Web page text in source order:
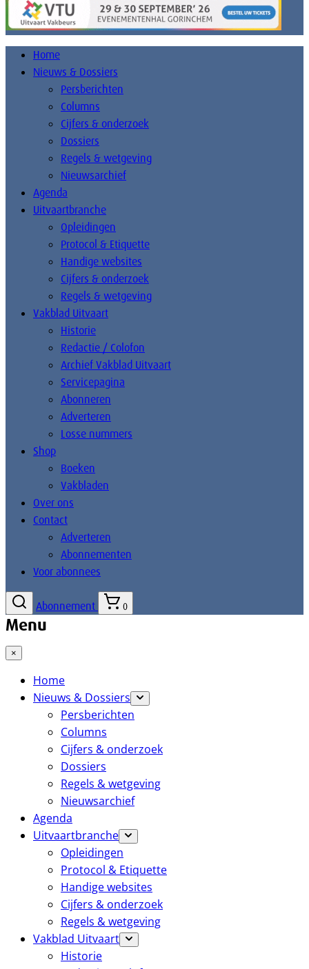
Home
Nieuws & Dossiers
Persberichten
Columns
Cijfers & onderzoek
Dossiers
Regels & wetgeving
Nieuwsarchief
Agenda
Uitvaartbranche
Opleidingen
Protocol & Etiquette
Handige websites
Cijfers & onderzoek
Regels & wetgeving
Vakblad Uitvaart
Historie
Redactie / Colofon
Archief Vakblad Uitvaart
Servicepagina
Abonneren
Adverteren
Losse nummers
Shop
Boeken
Vakbladen
Over ons
Contact
Adverteren
Abonnementen
Voor abonnees
Abonnement 0
Menu
×
Home
Nieuws & Dossiers
Persberichten
Columns
Cijfers & onderzoek
Dossiers
Regels & wetgeving
Nieuwsarchief
Agenda
Uitvaartbranche
Opleidingen
Protocol & Etiquette
Handige websites
Cijfers & onderzoek
Regels & wetgeving
Vakblad Uitvaart
Historie